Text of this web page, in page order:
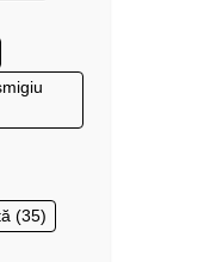
(35)